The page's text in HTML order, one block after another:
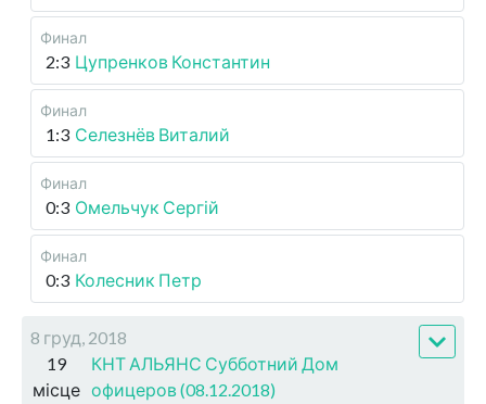
Финал
2:3 Цупренков Константин
Финал
1:3 Селезнёв Виталий
Финал
0:3 Омельчук Сергій
Финал
0:3 Колесник Петр
8 груд, 2018
19
місце
КНТ АЛЬЯНС Субботний Дом
офицеров (08.12.2018)